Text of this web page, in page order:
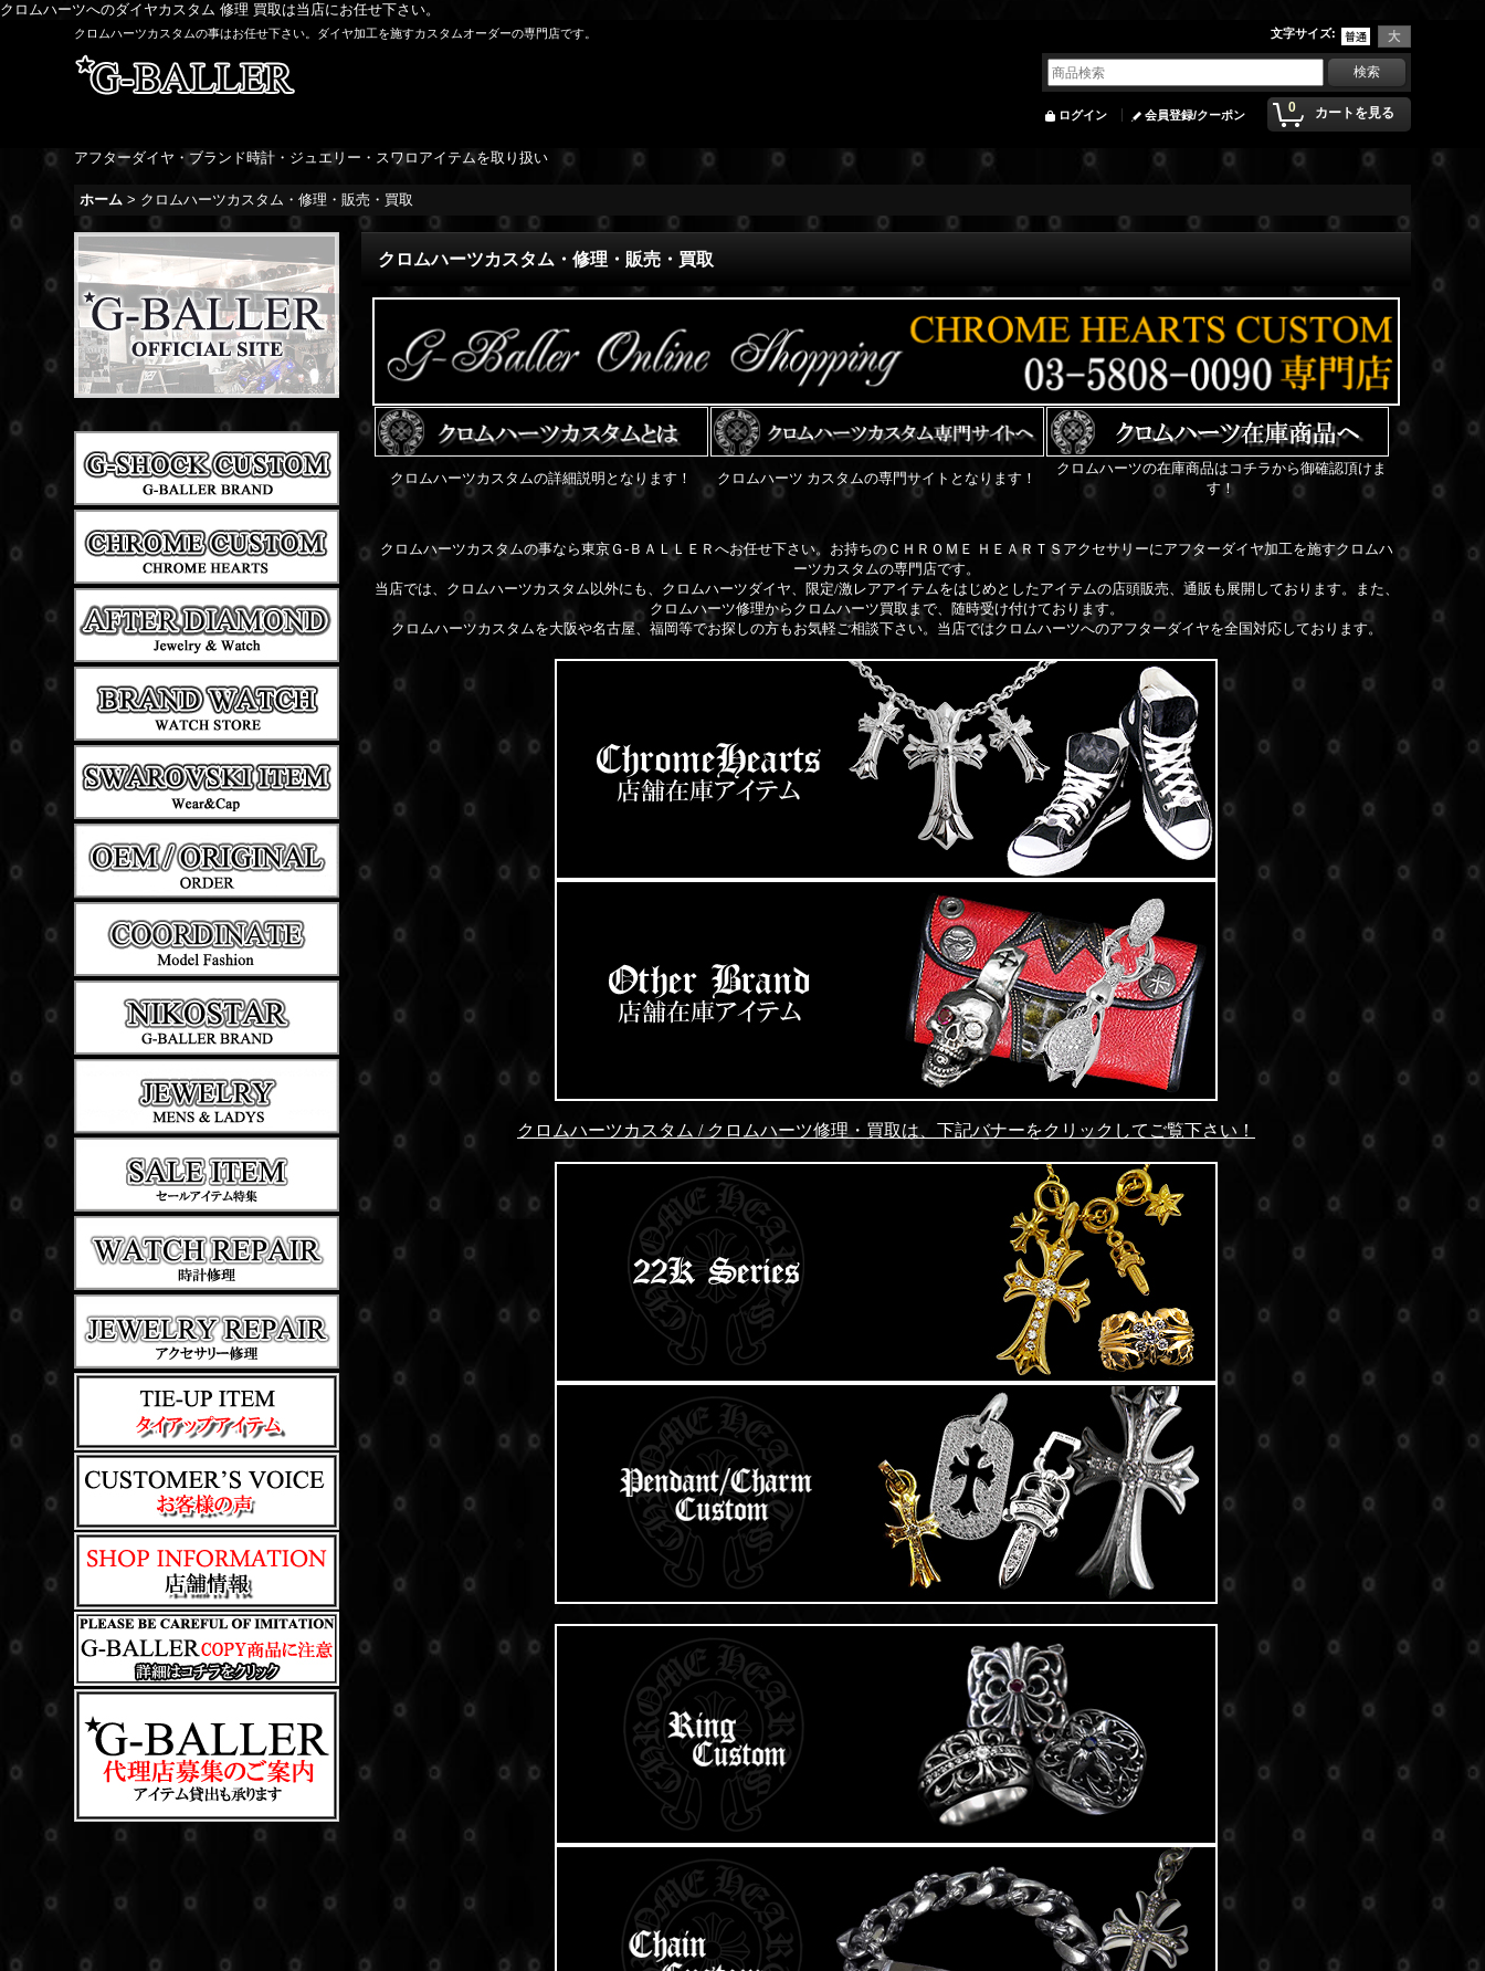
クロムハーツへのダイヤカスタム 修理 買取は当店にお任せ下さい。
クロムハーツカスタムの事はお任せ下さい。ダイヤ加工を施すカスタムオーダーの専門店です。 文字サイズ:
0 カートを見る
ログイン 会員登録/クーポン
アフターダイヤ・ブランド時計・ジュエリー・スワロアイテムを取り扱い
ホーム > クロムハーツカスタム・修理・販売・買取
クロムハーツカスタム・修理・販売・買取
クロムハーツカスタムの詳細説明となります！ クロムハーツ カスタムの専門サイトとなります！
クロムハーツの在庫商品はコチラから御確認頂けま
す！
クロムハーツカスタムの事なら東京Ｇ-ＢＡＬＬＥＲへお任せ下さい。お持ちのＣＨＲＯＭＥ ＨＥＡＲＴＳアクセサリーにアフターダイヤ加工を施すクロムハ
ーツカスタムの専門店です。
当店では、クロムハーツカスタム以外にも、クロムハーツダイヤ、限定/激レアアイテムをはじめとしたアイテムの店頭販売、通販も展開しております。また、
クロムハーツ修理からクロムハーツ買取まで、随時受け付けております。
クロムハーツカスタムを大阪や名古屋、福岡等でお探しの方もお気軽ご相談下さい。当店ではクロムハーツへのアフターダイヤを全国対応しております。
クロムハーツカスタム / クロムハーツ修理・買取は、下記バナーをクリックしてご覧下さい！